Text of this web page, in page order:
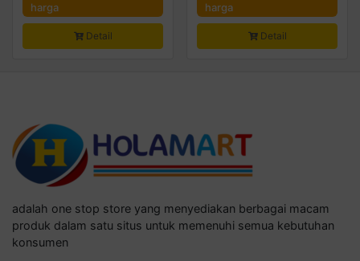
harga
Detail
harga
Detail
adalah one stop store yang menyediakan berbagai macam
produk dalam satu situs untuk memenuhi semua kebutuhan
konsumen